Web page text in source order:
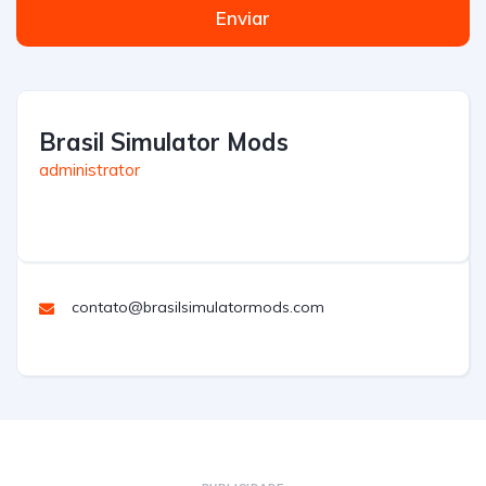
Enviar
Brasil Simulator Mods
administrator
contato@brasilsimulatormods.com